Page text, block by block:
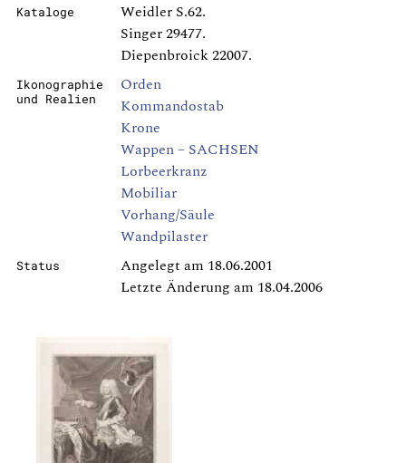
Kataloge
Weidler S.62.
Singer 29477.
Diepenbroick 22007.
Ikonographie
und Realien
Orden
Kommandostab
Krone
Wappen – SACHSEN
Lorbeerkranz
Mobiliar
Vorhang/Säule
Wandpilaster
Status
Angelegt am 18.06.2001
Letzte Änderung am 18.04.2006